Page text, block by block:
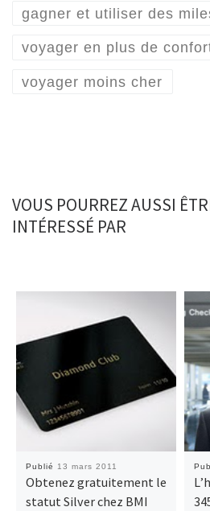
gagner et utiliser des
voyager en plus de
voyager moins cher
VOUS POURREZ AUSSI
INTÉRESSÉ PAR
Publié 13 mars 2011
Obtenez gratuitement le
statut Silver chez BMI